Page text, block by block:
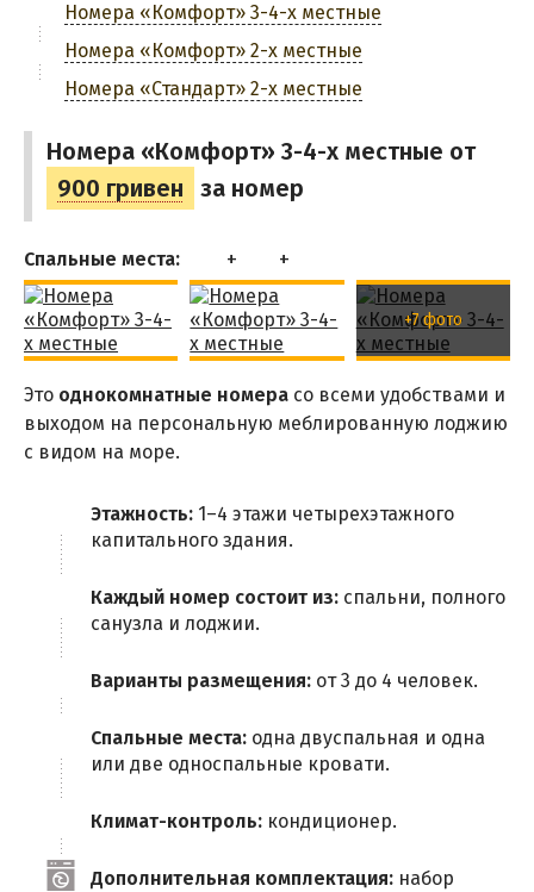
Из Киева
Из Львова
Номера «Комфорт» 3-4-х местные
Номера «Комфорт» 2-х местные
Номера «Стандарт» 2-х местные
Номера «Комфорт» 3-4-х местные от
900 гривен
за номер
Спальные места:
+7 фото
Это однокомнатные номера со всеми удобствами и
выходом на персональную меблированную лоджию
с видом на море.
Этажность: 1–4 этажи четырехэтажного
капитального здания.
Каждый номер состоит из: спальни, полного
санузла и лоджии.
Варианты размещения: от 3 до 4 человек.
Спальные места: одна двуспальная и одна
или две односпальные кровати.
Климат-контроль: кондиционер.
Дополнительная комплектация: набор